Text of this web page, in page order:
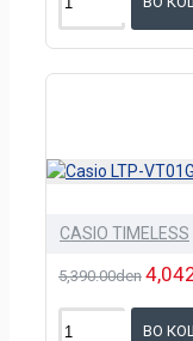
CASIO TIMELESS
5,390.00den
ВО